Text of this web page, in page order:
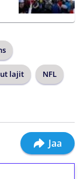
lajit NFL
Jaa